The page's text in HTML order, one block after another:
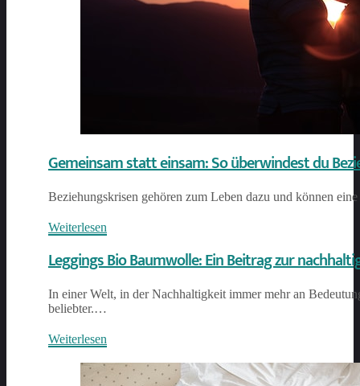
Gemeinsam statt einsam: So überwindest du
Beziehungskrisen gehören zum Leben dazu und können
Weiterlesen
Leggings Bio Baumwolle: Ein Beitrag zur
In einer Welt, in der Nachhaltigkeit immer mehr an
beliebter.…
Weiterlesen